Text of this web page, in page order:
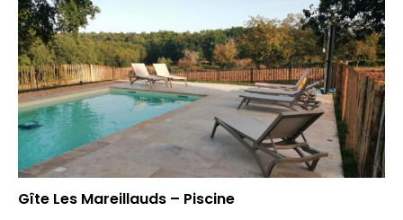
Gîte Les Mareillauds – Piscine